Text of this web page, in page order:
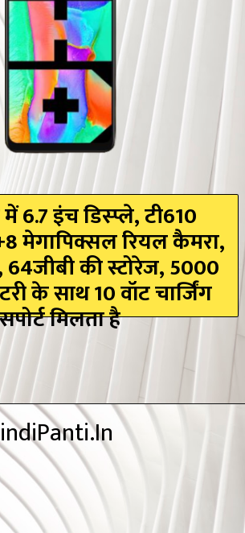
6.7 इंच डिस्प्ले, टी610
मेगापिक्सल रियल कैमरा,
64जीबी की स्टोरेज, 5000
के साथ 10 वॉट चार्जिंग
सपोर्ट मिलता है